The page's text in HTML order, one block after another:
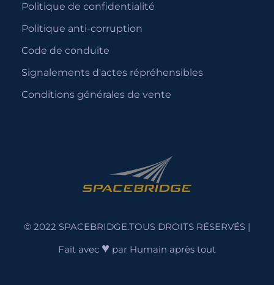
Politique de confidentialité
Politique anti-corruption
Code de conduite
Signalements d'actes répréhensibles
Conditions générales de vente
© 2022 SPACEBRIDGE.TOUS DROITS RÉSERVÉS |
Fait avec ♥ par Humain après tout